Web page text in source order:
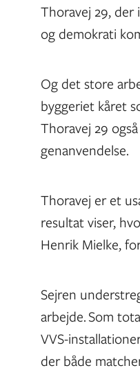
Thoravej 29,
og demokrati
Og det store
byggeriet kåret
Thoravej 29
genanvendelse.
Thoravej er et
resultat viser,
Henrik Mielke,
Sejren
arbejde. Som
VVS-
der både